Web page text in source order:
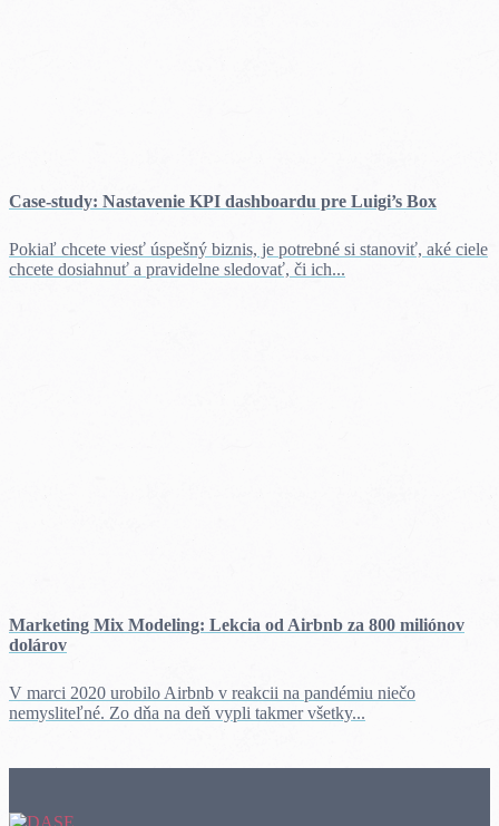
Case-study: Nastavenie KPI dashboardu pre Luigi’s Box
Pokiaľ chcete viesť úspešný biznis, je potrebné si stanoviť, aké ciele
chcete dosiahnuť a pravidelne sledovať, či ich...
Marketing Mix Modeling: Lekcia od Airbnb za 800 miliónov
dolárov
V marci 2020 urobilo Airbnb v reakcii na pandémiu niečo
nemysliteľné. Zo dňa na deň vypli takmer všetky...